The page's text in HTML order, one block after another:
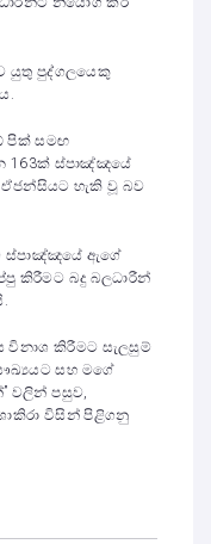
යුතු පුද්ගලයෙකු
පික් සමඟ
163ක් ස්පාඤ්ඤයේ
හැකි වූ බව
ස්පාඤ්ඤයේ ඇගේ
කිරීමට බදු බලධාරීන්
විනාශ කිරීමට සැලසුම්
සහ මගේ
වලින් පසුව,
විසින් පිළිගනු